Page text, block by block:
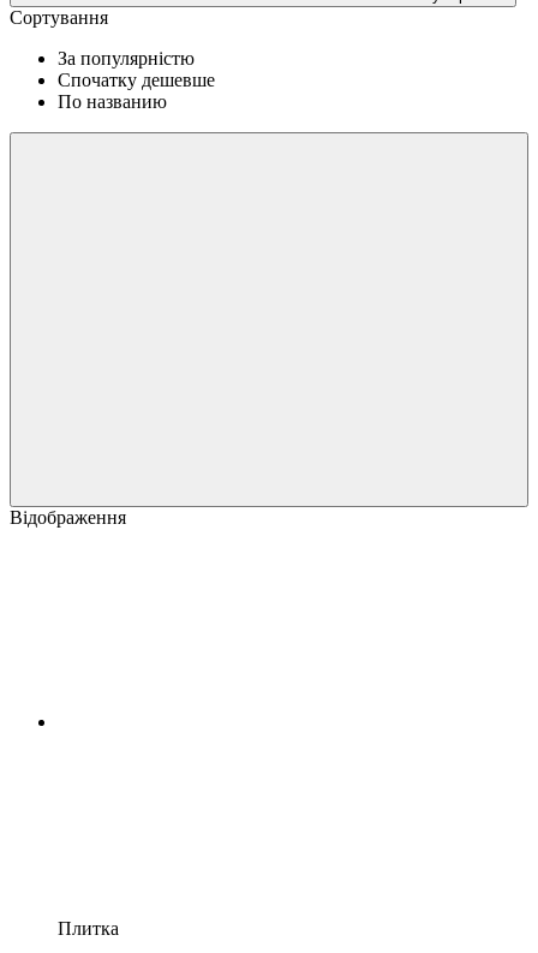
Сортування
За популярністю
Спочатку дешевше
По названию
Відображення
Плитка